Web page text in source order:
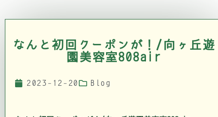
なんと初回クーポンが！/向ヶ丘遊
園美容室808air
2023-12-20 Blog